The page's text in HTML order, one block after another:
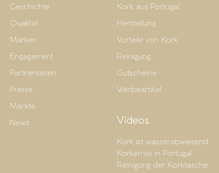
Geschichte
Qualität
Marken
Engagement
Partnerseiten
Presse
Märkte
News
Kork aus Portugal
Herstellung
Vorteile von Kork
Reinigung
Gutscheine
Werbeartikel
Videos
Kork ist wasserabweisend
Korkernte in Portugal
Reinigung der Korktasche